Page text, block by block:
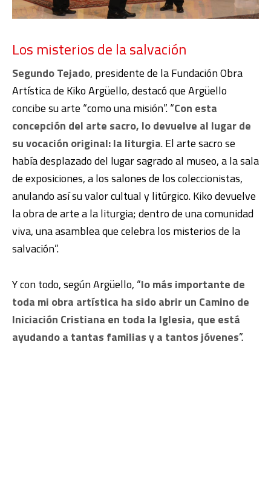
Los misterios de la salvación
Segundo Tejado, presidente de la Fundación Obra
Artística de Kiko Argüello, destacó que Argüello
concibe su arte “como una misión”. “Con esta
concepción del arte sacro, lo devuelve al lugar de
su vocación original: la liturgia. El arte sacro se
había desplazado del lugar sagrado al museo, a la sala
de exposiciones, a los salones de los coleccionistas,
anulando así su valor cultual y litúrgico. Kiko devuelve
la obra de arte a la liturgia; dentro de una comunidad
viva, una asamblea que celebra los misterios de la
salvación”.
Y con todo, según Argüello, “lo más importante de
toda mi obra artística ha sido abrir un Camino de
Iniciación Cristiana en toda la Iglesia, que está
ayudando a tantas familias y a tantos jóvenes”.